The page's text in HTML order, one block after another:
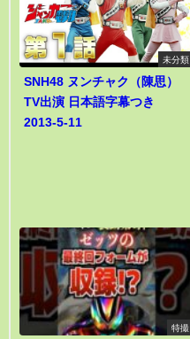
未分類
SNH48 ヌンチャク（陳思）
TV出演 日本語字幕つき
2013-5-11
特撮